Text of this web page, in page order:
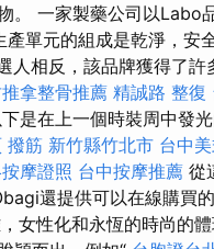
。 一家製藥公司以Labo
單元的組成是乾淨，安
人相反，該品牌獲得了許
拿整骨推薦 精誠路 整復
是在上一個時裝周中發
撥筋 新竹縣竹北市 台中
摩證照 台中按摩推薦 從
還提供可以在線購買
女性化和永恆的時尚的體